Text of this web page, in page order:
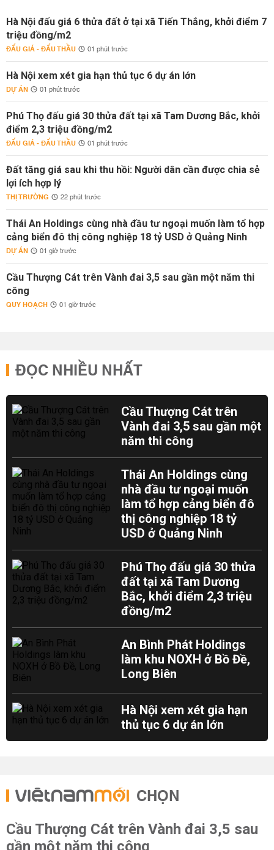
Hà Nội đấu giá 6 thửa đất ở tại xã Tiến Thắng, khởi điểm 7
triệu đồng/m2
ĐẤU GIÁ - ĐẤU THẦU 01 phút trước
Hà Nội xem xét gia hạn thủ tục 6 dự án lớn
DỰ ÁN 01 phút trước
Phú Thọ đấu giá 30 thửa đất tại xã Tam Dương Bắc, khởi
điểm 2,3 triệu đồng/m2
ĐẤU GIÁ - ĐẤU THẦU 01 phút trước
Đất tăng giá sau khi thu hồi: Người dân cần được chia sẻ
lợi ích hợp lý
THỊ TRƯỜNG 22 phút trước
Thái An Holdings cùng nhà đầu tư ngoại muốn làm tổ hợp
cảng biển đô thị công nghiệp 18 tỷ USD ở Quảng Ninh
DỰ ÁN 01 giờ trước
Cầu Thượng Cát trên Vành đai 3,5 sau gần một năm thi
công
QUY HOẠCH 01 giờ trước
ĐỌC NHIỀU NHẤT
Cầu Thượng Cát trên
Vành đai 3,5 sau gần một
năm thi công
Thái An Holdings cùng
nhà đầu tư ngoại muốn
làm tổ hợp cảng biển đô
thị công nghiệp 18 tỷ
USD ở Quảng Ninh
Phú Thọ đấu giá 30 thửa
đất tại xã Tam Dương
Bắc, khởi điểm 2,3 triệu
đồng/m2
An Bình Phát Holdings
làm khu NOXH ở Bồ Đề,
Long Biên
Hà Nội xem xét gia hạn
thủ tục 6 dự án lớn
CHỌN
Cầu Thượng Cát trên Vành đai 3,5 sau
gần một năm thi công